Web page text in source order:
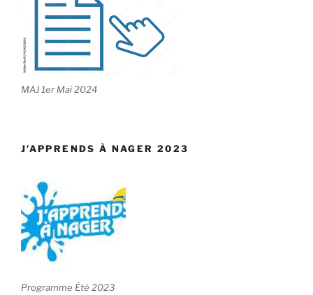
MAJ 1er Mai 2024
J’APPRENDS À NAGER 2023
Programme Été 2023